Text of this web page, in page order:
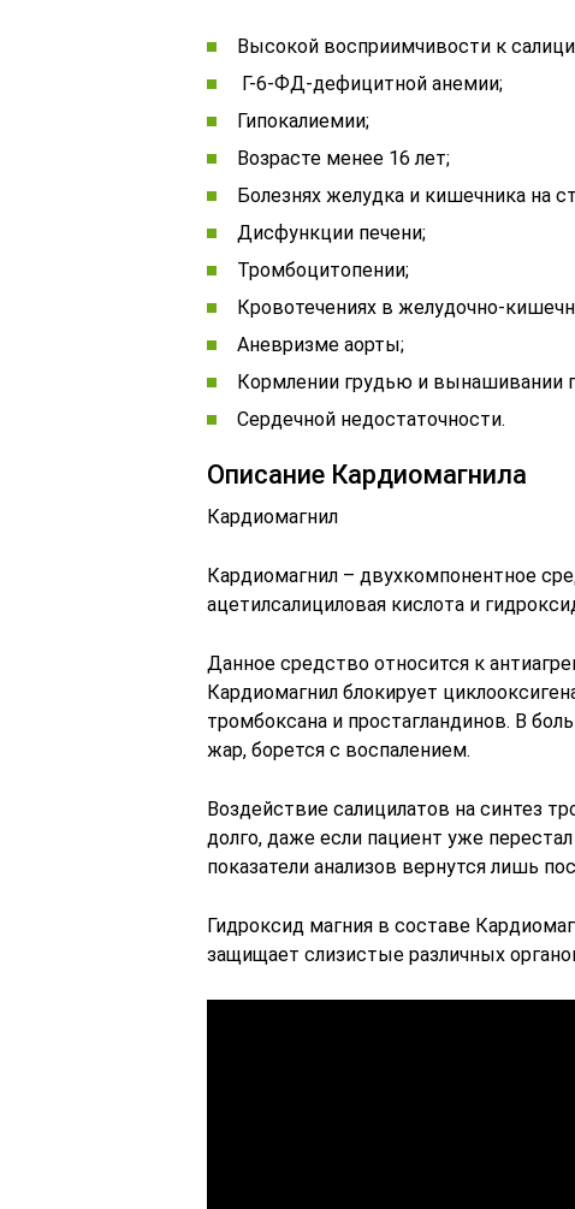
Высокой восприимчивости к
Г-6-ФД-дефицитной анемии;
Гипокалиемии;
Возрасте менее 16 лет;
Болезнях желудка и кишечника на
Дисфункции печени;
Тромбоцитопении;
Кровотечениях в желудочно-
Аневризме аорты;
Кормлении грудью и вынашивании
Сердечной недостаточности.
Описание Кардиомагнила
Кардиомагнил
Кардиомагнил – двухкомпонентное
ацетилсалициловая кислота и
Данное средство относится к
Кардиомагнил блокирует
тромбоксана и простагландинов. В
жар, борется с воспалением.
Воздействие салицилатов на синтез
долго, даже если пациент уже
показатели анализов вернутся лишь
Гидроксид магния в составе
защищает слизистые различных